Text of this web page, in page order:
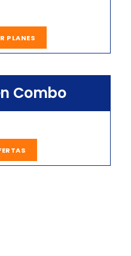
PLANES
Combo